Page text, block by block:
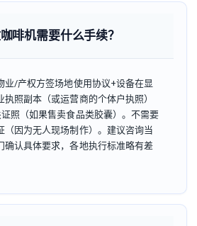
啡机需要什么手续？
业/产权方签场地使用协议+设备在显
执照副本（或运营商的个体户执照）
照（如果售卖食品类胶囊）。不需要
（因为无人现场制作）。建议咨询当
确认具体要求，各地执行标准略有差